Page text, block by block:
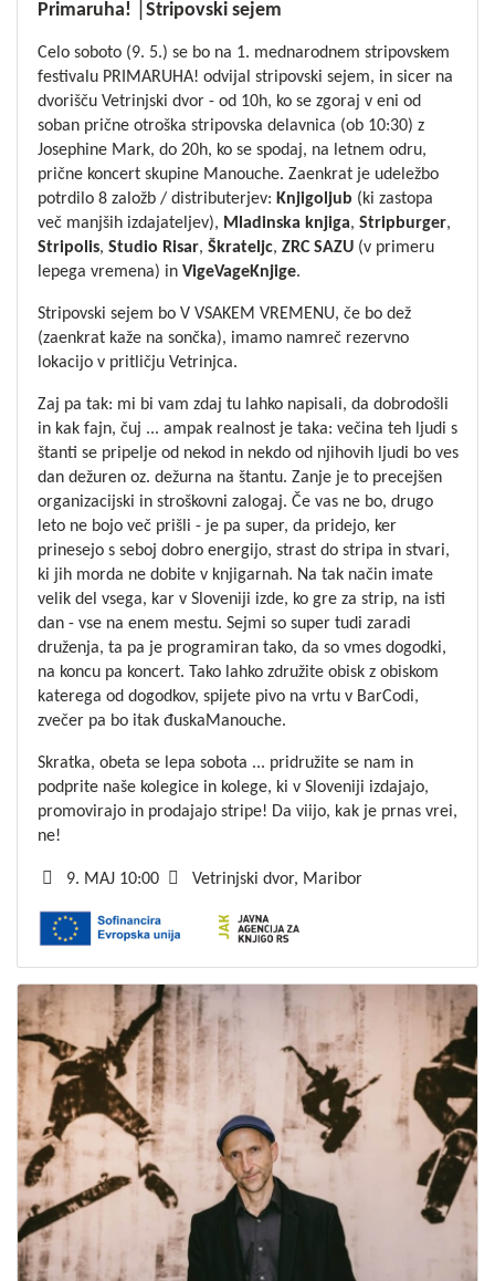
Primaruha! │Stripovski sejem
Celo soboto (9. 5.) se bo na 1. mednarodnem stripovskem
festivalu PRIMARUHA! odvijal stripovski sejem, in sicer na
dvorišču Vetrinjski dvor - od 10h, ko se zgoraj v eni od
soban prične otroška stripovska delavnica (ob 10:30) z
Josephine Mark, do 20h, ko se spodaj, na letnem odru,
prične koncert skupine Manouche. Zaenkrat je udeležbo
potrdilo 8 založb / distributerjev: Knjigoljub (ki zastopa
več manjših izdajateljev), Mladinska knjiga, Stripburger,
Stripolis, Studio Risar, Škrateljc, ZRC SAZU(v primeru
lepega vremena) in VigeVageKnjige.
Stripovski sejem bo V VSAKEM VREMENU, če bo dež
(zaenkrat kaže na sončka), imamo namreč rezervno
lokacijo v pritličju Vetrinjca.
Zaj pa tak: mi bi vam zdaj tu lahko napisali, da dobrodošli
in kak fajn, čuj ... ampak realnost je taka: večina teh ljudi s
štanti se pripelje od nekod in nekdo od njihovih ljudi bo ves
dan dežuren oz. dežurna na štantu. Zanje je to precejšen
organizacijski in stroškovni zalogaj. Če vas ne bo, drugo
leto ne bojo več prišli - je pa super, da pridejo, ker
prinesejo s seboj dobro energijo, strast do stripa in stvari,
ki jih morda ne dobite v knjigarnah. Na tak način imate
velik del vsega, kar v Sloveniji izde, ko gre za strip, na isti
dan - vse na enem mestu. Sejmi so super tudi zaradi
druženja, ta pa je programiran tako, da so vmes dogodki,
na koncu pa koncert. Tako lahko združite obisk z obiskom
katerega od dogodkov, spijete pivo na vrtu v BarCodi,
zvečer pa bo itak đuskaManouche.
Skratka, obeta se lepa sobota ... pridružite se nam in
podprite naše kolegice in kolege, ki v Sloveniji izdajajo,
promovirajo in prodajajo stripe! Da viijo, kak je prnas vrei,
ne!
9. MAJ 10:00 Vetrinjski dvor, Maribor